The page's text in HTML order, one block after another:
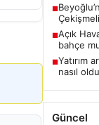
■
■Açık
bahçe
■Yatırım
nasıl
Güncel